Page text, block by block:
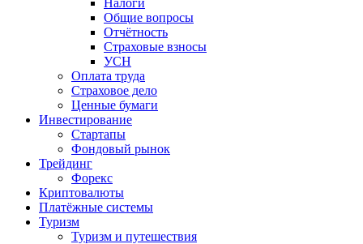
Налоги
Общие вопросы
Отчётность
Страховые взносы
УСН
Оплата труда
Страховое дело
Ценные бумаги
Инвестирование
Стартапы
Фондовый рынок
Трейдинг
Форекс
Криптовалюты
Платёжные системы
Туризм
Туризм и путешествия